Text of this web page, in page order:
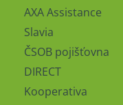
AXA Assistance
Slavia
ČSOB pojišťovna
DIRECT
Kooperativa